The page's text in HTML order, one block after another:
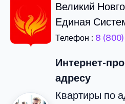
Великий
Единая
Телефон : 8
Интернет-
адресу
Квартиры по